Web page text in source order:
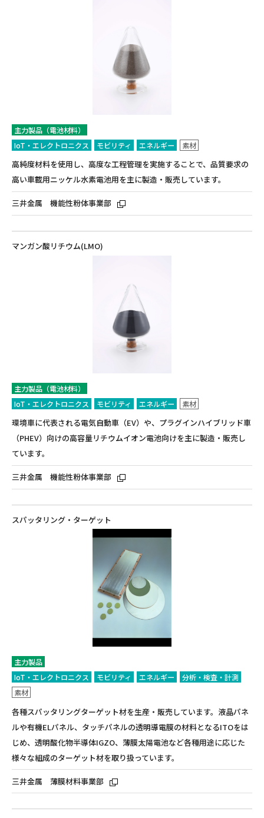
主力製品（電池材料）
IoT・エレクトロニクス
モビリティ エネルギー 素材
高純度材料を使用し、高度な工程管理を実施することで、品質要求の
高い車載用ニッケル水素電池用を主に製造・販売しています。
三井金属 機能性粉体事業部
マンガン酸リチウム(LMO)
主力製品（電池材料）
IoT・エレクトロニクス
モビリティ エネルギー 素材
環境車に代表される電気自動車（EV）や、プラグインハイブリッド車
（PHEV）向けの高容量リチウムイオン電池向けを主に製造・販売し
ています。
三井金属 機能性粉体事業部
スパッタリング・ターゲット
主力製品
IoT・エレクトロニクス
モビリティ エネルギー
分析・検査・計測
素材
各種スパッタリングターゲット材を生産・販売しています。液晶パネ
ルや有機ELパネル、タッチパネルの透明導電膜の材料となるITOをは
じめ、透明酸化物半導体IGZO、薄膜太陽電池など各種用途に応じた
様々な組成のターゲット材を取り扱っています。
三井金属 薄膜材料事業部